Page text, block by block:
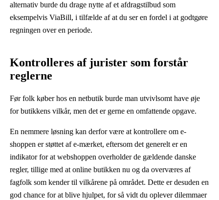
alternativ burde du drage nytte af et afdragstilbud som
eksempelvis ViaBill, i tilfælde af at du ser en fordel i at godtgøre
regningen over en periode.
Kontrolleres af jurister som forstår
reglerne
Før folk køber hos en netbutik burde man utvivlsomt have øje
for butikkens vilkår, men det er gerne en omfattende opgave.
En nemmere løsning kan derfor være at kontrollere om e-
shoppen er støttet af e-mærket, eftersom det generelt er en
indikator for at webshoppen overholder de gældende danske
regler, tillige med at online butikken nu og da overværes af
fagfolk som kender til vilkårene på området. Dette er desuden en
god chance for at blive hjulpet, for så vidt du oplever dilemmaer